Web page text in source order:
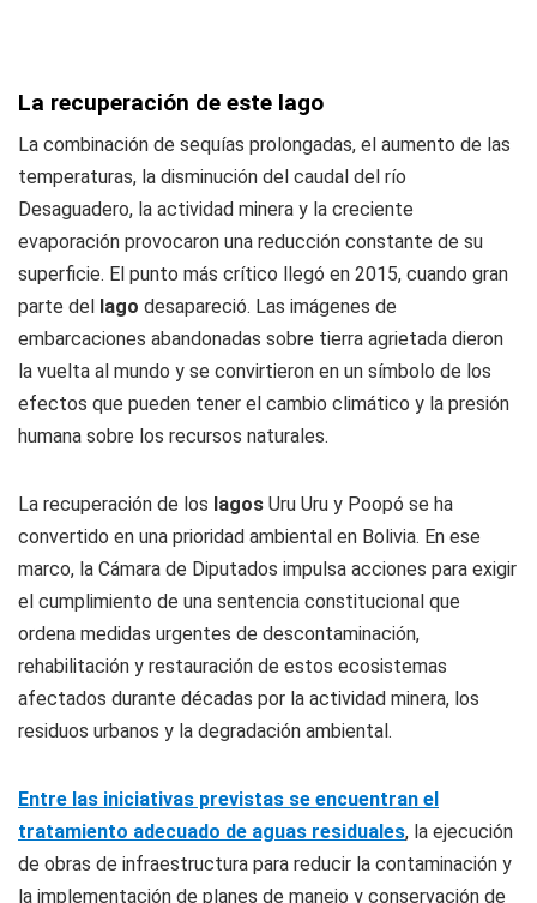
La recuperación de este lago
La combinación de sequías prolongadas, el aumento de las
temperaturas, la disminución del caudal del río
Desaguadero, la actividad minera y la creciente
evaporación provocaron una reducción constante de su
superficie. El punto más crítico llegó en 2015, cuando gran
parte del lago desapareció. Las imágenes de
embarcaciones abandonadas sobre tierra agrietada dieron
la vuelta al mundo y se convirtieron en un símbolo de los
efectos que pueden tener el cambio climático y la presión
humana sobre los recursos naturales.
La recuperación de los lagos Uru Uru y Poopó se ha
convertido en una prioridad ambiental en Bolivia. En ese
marco, la Cámara de Diputados impulsa acciones para exigir
el cumplimiento de una sentencia constitucional que
ordena medidas urgentes de descontaminación,
rehabilitación y restauración de estos ecosistemas
afectados durante décadas por la actividad minera, los
residuos urbanos y la degradación ambiental.
Entre las iniciativas previstas se encuentran el
tratamiento adecuado de aguas residuales, la ejecución
de obras de infraestructura para reducir la contaminación y
la implementación de planes de manejo y conservación de